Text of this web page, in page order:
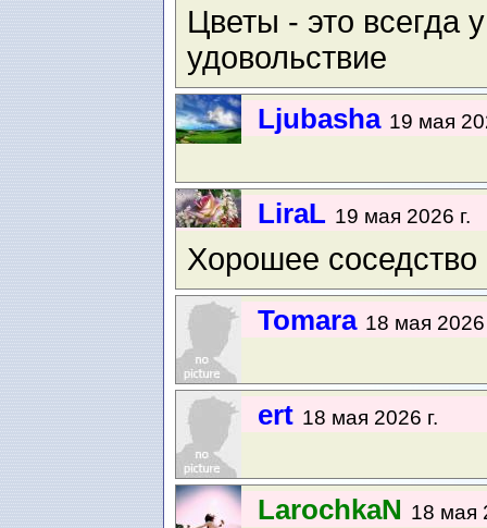
Цветы - это всегда
удовольствие
Ljubasha 19 мая
LiraL 19 мая 2026 г.
Хорошее соседство
Tomara 18 мая 2026
ert 18 мая 2026 г.
LarochkaN 18 мая